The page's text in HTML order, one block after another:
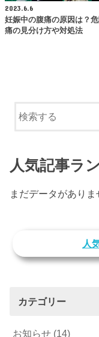
2023.6.6
妊娠中の腹痛の原因は？
痛の見分け方や対処法
人気記事ラ
まだデータがありま
人
カテゴリー
お知らせ (14)